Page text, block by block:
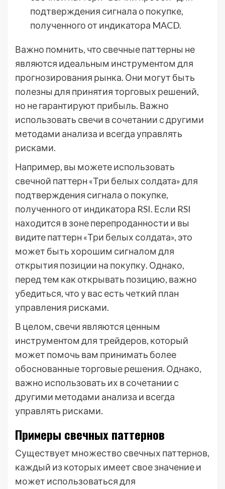
подтверждения сигнала о покупке,
полученного от индикатора MACD.
Важно помнить, что свечные паттерны не
являются идеальным инструментом для
прогнозирования рынка. Они могут быть
полезны для принятия торговых решений,
но не гарантируют прибыль. Важно
использовать свечи в сочетании с другими
методами анализа и всегда управлять
рисками.
Например, вы можете использовать
свечной паттерн «Три белых солдата» для
подтверждения сигнала о покупке,
полученного от индикатора RSI. Если RSI
находится в зоне перепроданности и вы
видите паттерн «Три белых солдата», это
может быть хорошим сигналом для
открытия позиции на покупку. Однако,
перед тем как открывать позицию, важно
убедиться, что у вас есть четкий план
управления рисками.
В целом, свечи являются ценным
инструментом для трейдеров, который
может помочь вам принимать более
обоснованные торговые решения. Однако,
важно использовать их в сочетании с
другими методами анализа и всегда
управлять рисками.
Примеры свечных паттернов
Существует множество свечных паттернов,
каждый из которых имеет свое значение и
может использоваться для